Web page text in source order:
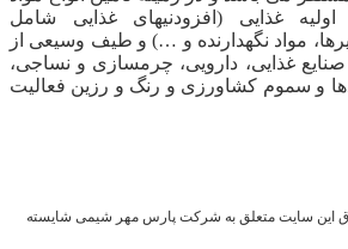
اولیه غذایی (افزودنیهای غذایی شامل
مواد نگهدارنده و …) و طیف وسیعی از
صنایع غذایی، دارویی، چرمسازی و نساجی،
و سموم کشاورزی و رنگ و رزین فعالیت
- تمامی حقوق این سایت متعلق به شرکت پارس مهر شیمی شایسته